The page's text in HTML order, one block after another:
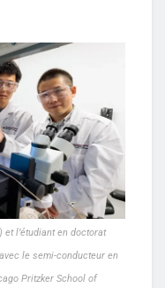
l’étudiant en doctorat
le semi-conducteur en
Pritzker School of